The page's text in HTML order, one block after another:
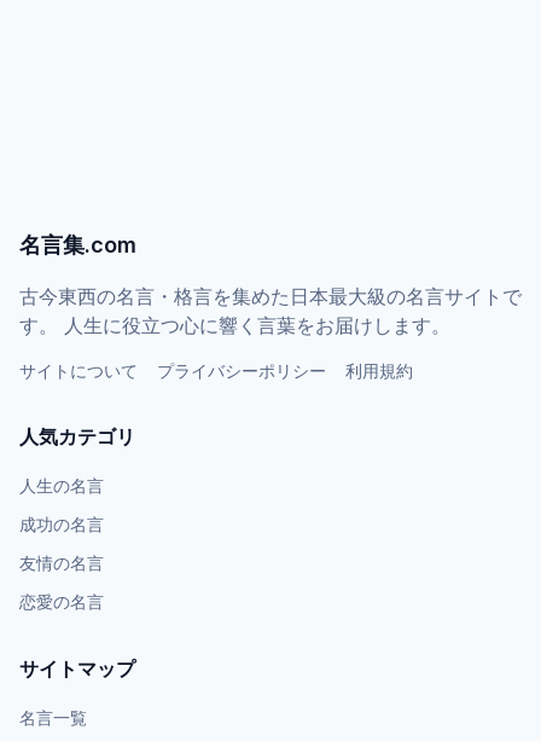
名言集.com
古今東西の名言・格言を集めた日本最大級の名言サイトで
す。 人生に役立つ心に響く言葉をお届けします。
サイトについて プライバシーポリシー 利用規約
人気カテゴリ
人生の名言
成功の名言
友情の名言
恋愛の名言
サイトマップ
名言一覧